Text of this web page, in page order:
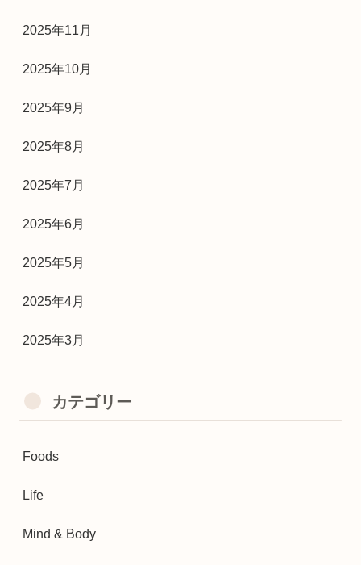
2025年11月
2025年10月
2025年9月
2025年8月
2025年7月
2025年6月
2025年5月
2025年4月
2025年3月
カテゴリー
Foods
Life
Mind & Body